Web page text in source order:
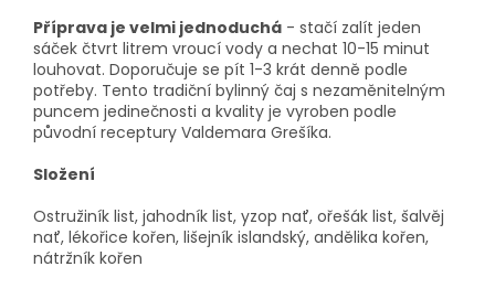
Příprava je velmi jednoduchá - stačí zalít jeden
sáček čtvrt litrem vroucí vody a nechat 10-15 minut
louhovat. Doporučuje se pít 1-3 krát denně podle
potřeby. Tento tradiční bylinný čaj s nezaměnitelným
puncem jedinečnosti a kvality je vyroben podle
původní receptury Valdemara Grešíka.
Složení
Ostružiník list, jahodník list, yzop nať, ořešák list, šalvěj
nať, lékořice kořen, lišejník islandský, andělika kořen,
nátržník kořen